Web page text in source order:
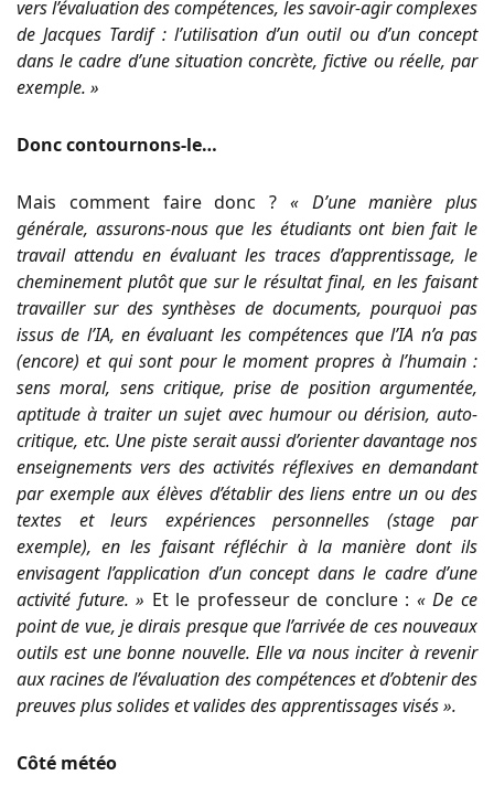
vers l’évaluation des compétences, les savoir-agir complexes
de Jacques Tardif : l’utilisation d’un outil ou d’un concept
dans le cadre d’une situation concrète, fictive ou réelle, par
exemple. »
Donc contournons-le…
Mais comment faire donc ? « D’une manière plus
générale, assurons-nous que les étudiants ont bien fait le
travail attendu en évaluant les traces d’apprentissage, le
cheminement plutôt que sur le résultat final, en les faisant
travailler sur des synthèses de documents, pourquoi pas
issus de l’IA, en évaluant les compétences que l’IA n’a pas
(encore) et qui sont pour le moment propres à l’humain :
sens moral, sens critique, prise de position argumentée,
aptitude à traiter un sujet avec humour ou dérision, auto-
critique, etc. Une piste serait aussi d’orienter davantage nos
enseignements vers des activités réflexives en demandant
par exemple aux élèves d’établir des liens entre un ou des
textes et leurs expériences personnelles (stage par
exemple), en les faisant réfléchir à la manière dont ils
envisagent l’application d’un concept dans le cadre d’une
activité future. » Et le professeur de conclure : « De ce
point de vue, je dirais presque que l’arrivée de ces nouveaux
outils est une bonne nouvelle. Elle va nous inciter à revenir
aux racines de l’évaluation des compétences et d’obtenir des
preuves plus solides et valides des apprentissages visés ».
Côté météo